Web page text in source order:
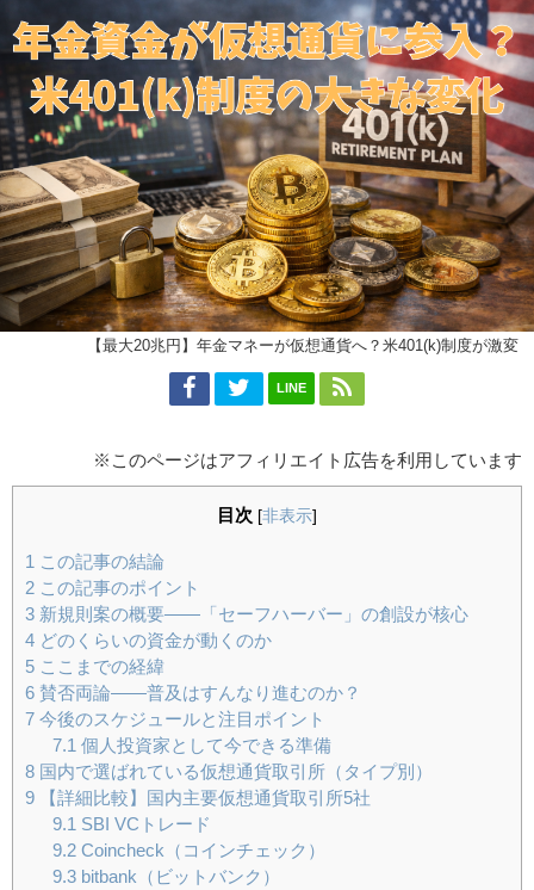
【最大20兆円】年金マネーが仮想通貨へ？米401(k)制度が激変
LINE
※このページはアフィリエイト広告を利用しています
目次 [非表示]
1
この記事の結論
2 この記事のポイント
3 新規則案の概要——「セーフハーバー」の創設が核心
4 どのくらいの資金が動くのか
5 ここまでの経緯
6 賛否両論——普及はすんなり進むのか？
7 今後のスケジュールと注目ポイント
7.1 個人投資家として今できる準備
8 国内で選ばれている仮想通貨取引所（タイプ別）
9 【詳細比較】国内主要仮想通貨取引所5社
9.1 SBI VCトレード
9.2Coincheck（コインチェック）
9.3bitbank（ビットバンク）